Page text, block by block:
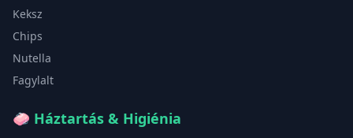
Keksz
Chips
Nutella
Fagylalt
🧼 Háztartás & Higiénia